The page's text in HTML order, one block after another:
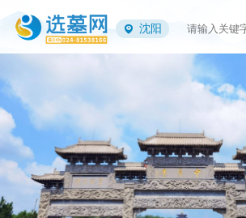
沈阳